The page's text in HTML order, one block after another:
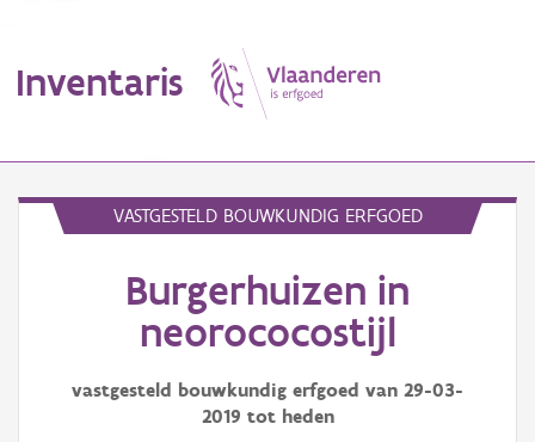
Inventaris
Aanduidingsobject
Waarneming
VASTGESTELD BOUWKUNDIG ERFGOED
Burgerhuizen in
neorococostijl
vastgesteld bouwkundig erfgoed van 29-03-
2019 tot heden